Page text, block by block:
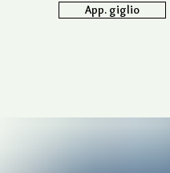
App. giglio